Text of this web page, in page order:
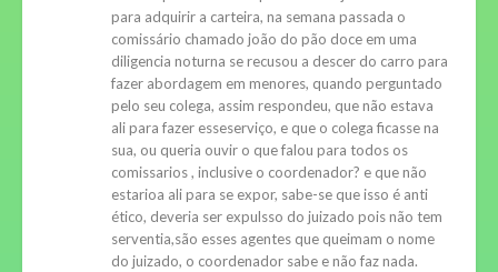
para adquirir a carteira, na semana passada o
comissário chamado joão do pão doce em uma
diligencia noturna se recusou a descer do carro para
fazer abordagem em menores, quando perguntado
pelo seu colega, assim respondeu, que não estava
ali para fazer esseserviço, e que o colega ficasse na
sua, ou queria ouvir o que falou para todos os
comissarios , inclusive o coordenador? e que não
estarioa ali para se expor, sabe-se que isso é anti
ético, deveria ser expulsso do juizado pois não tem
serventia,são esses agentes que queimam o nome
do juizado, o coordenador sabe e não faz nada.